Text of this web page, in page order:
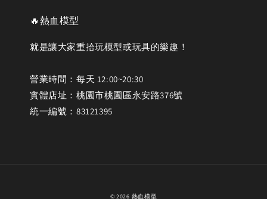
🔥熱血模型
就是讓大家重拾玩模型或玩具的樂趣！
營業時間：每天 12:00~20:30
實體店址：桃園市桃園區永安路376號
統一編號：83121395
© 2026 熱血模型